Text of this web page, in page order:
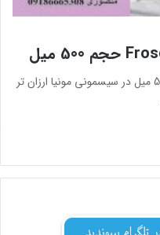
قیمت مایع استریل فرش Frosch حجم 500 میل در سیسمونی مونیا ارزان تر